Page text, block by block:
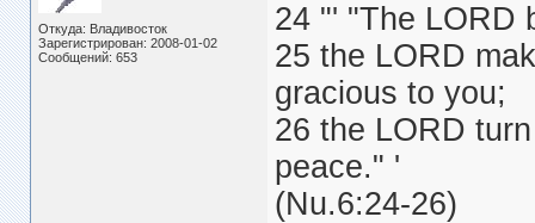
Откуда: Владивосток
Зарегистрирован: 2008-01-02
Сообщений: 653
24 "' "The LORD
25 the LORD
gracious to you;
26 the LORD
peace." '
(Nu.6:24-26)